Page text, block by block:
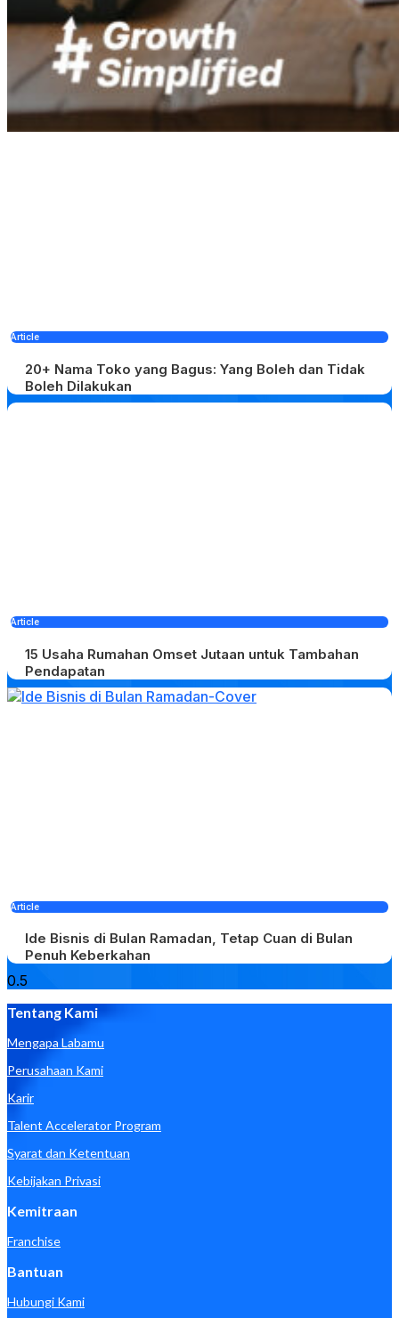
Article
20+ Nama Toko yang Bagus: Yang Boleh dan Tidak
Boleh Dilakukan
Article
15 Usaha Rumahan Omset Jutaan untuk Tambahan
Pendapatan
Article
Ide Bisnis di Bulan Ramadan, Tetap Cuan di Bulan
Penuh Keberkahan
Tentang Kami
Mengapa Labamu
Perusahaan Kami
Karir
Talent Accelerator Program
Syarat dan Ketentuan
Kebijakan Privasi
Kemitraan
Franchise
Bantuan
Hubungi Kami